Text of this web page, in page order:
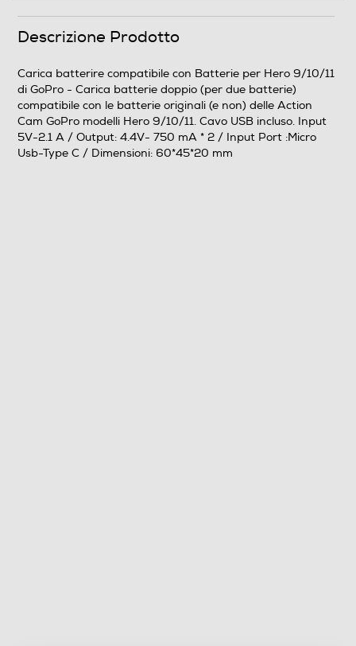
Descrizione Prodotto
Carica batterire compatibile con Batterie per Hero 9/10/11
di GoPro - Carica batterie doppio (per due batterie)
compatibile con le batterie originali (e non) delle Action
Cam GoPro modelli Hero 9/10/11. Cavo USB incluso. Input
5V-2.1 A / Output: 4.4V- 750 mA * 2 / Input Port :Micro
Usb-Type C / Dimensioni: 60*45*20 mm